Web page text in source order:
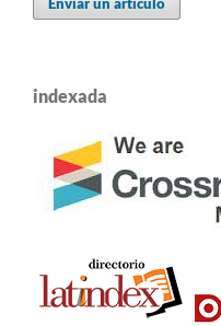
indexada